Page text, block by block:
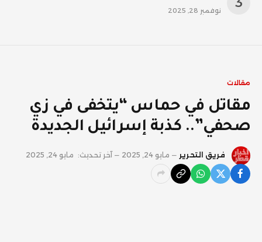
نوفمبر 28, 2025
مقالات
مقاتل في حماس “يتخفى في زي
صحفي”.. كذبة إسرائيل الجديدة
فريق التحرير مايو 24, 2025 آخر تحديث: مايو 24, 2025